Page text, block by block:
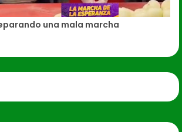
una mala marcha